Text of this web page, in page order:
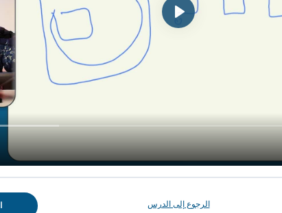
الرجوع إلى الدرس